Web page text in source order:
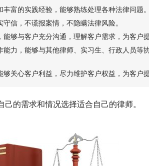
富的实践经验，能够熟练处理各种法律问题。
信，不谎报案情，不隐瞒法律风险。
够与客户充分沟通，理解客户需求，为客户
力，能够与其他律师、实习生、行政人员等
关心客户利益，尽力维护客户权益，为客户
的需求和情况选择适合自己的律师。